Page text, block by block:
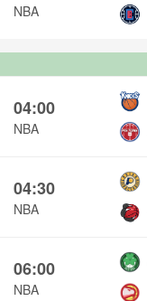
NBA
04:00
NBA
04:30
NBA
06:00
NBA